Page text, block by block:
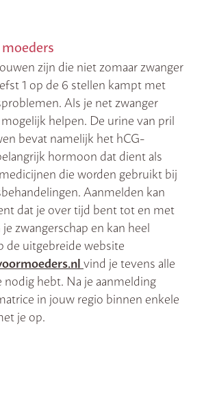
zijn die niet zomaar zwanger
1 op de 6 stellen kampt met
Als je net zwanger
helpen. De urine van pril
bevat namelijk het hCG-
hormoon dat dient als
die worden gebruikt bij
Aanmelden kan
dat je over tijd bent tot en met
je zwangerschap en kan heel
de uitgebreide website
vind je tevens alle
hebt. Na je aanmelding
in jouw regio binnen enkele
je op.